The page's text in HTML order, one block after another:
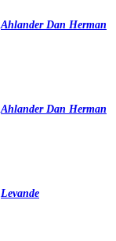
Ahlander Dan Herman
Ahlander Dan Herman
Levande